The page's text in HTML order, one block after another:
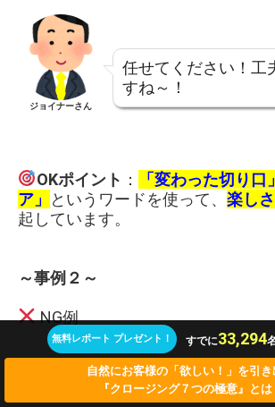
ジョイナーさん
任せてください！工
すね～！
OKポイント ：
「変わった切り口
ア」
というワードを使って、 楽し
起しています。
～事例２～
NG例
無料レポート プレゼント！ すでに33,294
自然にお客様の「欲しい！」を引き
『クロージング７つの極意』とは